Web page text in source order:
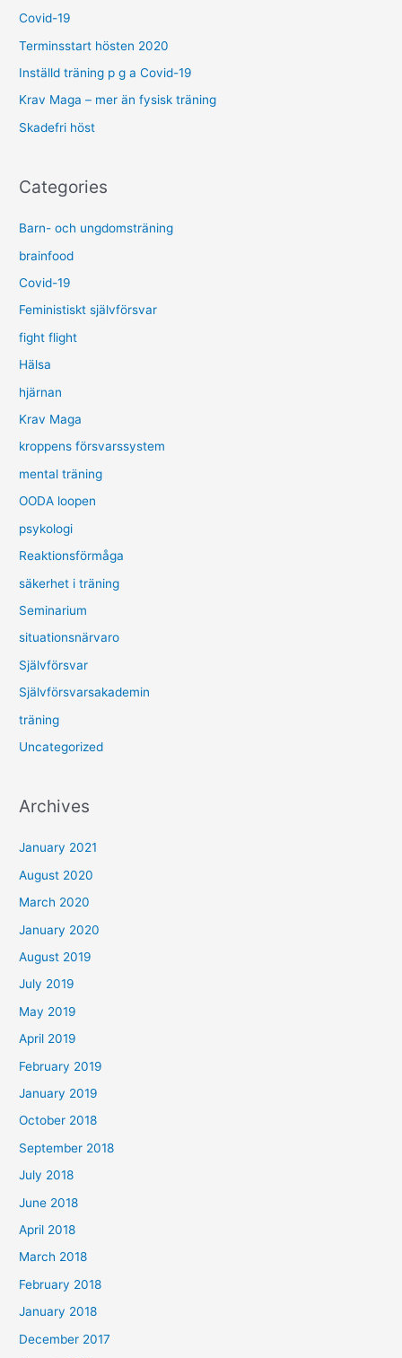
h
f
o
Covid-19
Terminsstart hösten 2020
Inställd träning p g a Covid-19
Krav Maga – mer än fysisk träning
Skadefri höst
Categories
Barn- och ungdomsträning
brainfood
Covid-19
Feministiskt självförsvar
fight flight
Hälsa
hjärnan
Krav Maga
kroppens försvarssystem
mental träning
OODA loopen
psykologi
Reaktionsförmåga
säkerhet i träning
Seminarium
situationsnärvaro
Självförsvar
Självförsvarsakademin
träning
Uncategorized
Archives
January 2021
August 2020
March 2020
January 2020
August 2019
July 2019
May 2019
April 2019
February 2019
January 2019
October 2018
September 2018
July 2018
June 2018
April 2018
March 2018
February 2018
January 2018
December 2017